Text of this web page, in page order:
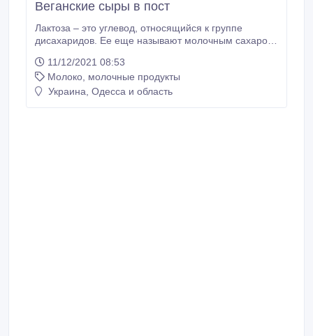
Веганские сыры в пост
Лактоза – это углевод, относящийся к группе
дисахаридов. Ее еще называют молочным сахаром,
вещества: продуктами полного распада лактозы
являются глюкоза и галактоза. Для расщепления
лактозы в организме синтезируется фермент
11/12/2021 08:53
Молоко, молочные продукты
Украина, Одесса и область